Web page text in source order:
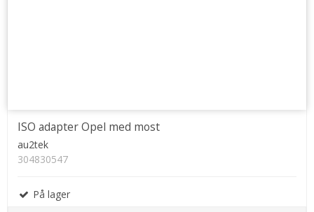
ISO adapter Opel med most
au2tek
304830547
På lager